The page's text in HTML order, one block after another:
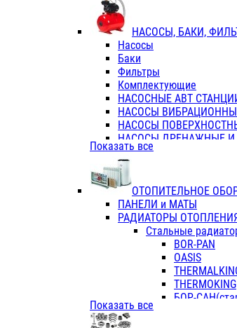
ТРОЙНИКИ
ТРОЙНИКИ С
КОЛЬЦА
ТРУБЫ НАПОРНЫЕ
ТРУБЫ
ТРУБЫ
НАСОСЫ, БАКИ,
Насосы
Баки
Фильтры
Комплектующие
НАСОСНЫЕ АВТ
НАСОСЫ
НАСОСЫ
НАСОСЫ ДРЕНАЖНЫЕ
НАСОСЫ ПОВЫСИТ и
НАСОСЫ СКВАЖИННЫЕ
Показать все
ОТОПИТЕЛЬНОЕ
ПАНЕЛИ и МАТЫ
РАДИАТОРЫ
Стальные
BOR-PAN
OASIS
THERMOKING
БОР-
Показать все